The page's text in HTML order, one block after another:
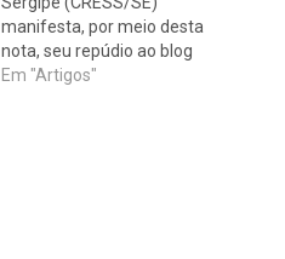
manifesta, por meio desta
nota, seu repúdio ao blog
Perito.med.br e aos seus
Em "Artigos"